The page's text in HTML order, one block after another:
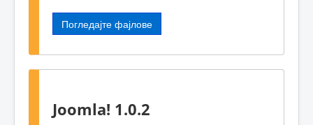
Погледајте фајлове
Joomla! 1.0.2